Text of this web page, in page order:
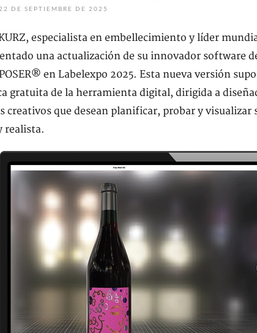
DE SEPTIEMBRE DE 2025
especialista en embellecimiento y líder
una actualización de su innovador software
en Labelexpo 2025. Esta nueva versión
gratuita de la herramienta digital, dirigida a
creativos que desean planificar, probar y visualizar
realista.